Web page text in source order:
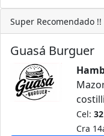
Super Recomendado !!
Guasá Burguer
Cel:
Cra